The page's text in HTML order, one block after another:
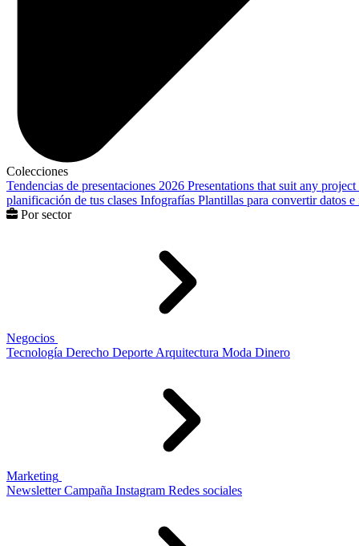
Colecciones
Tendencias de presentaciones 2026 Presentations that suit any project
planificación de tus clases Infografías Plantillas para convertir datos
Por sector
Negocios
Tecnología Derecho Deporte Arquitectura Moda Dinero
Marketing
Newsletter Campaña Instagram Redes sociales